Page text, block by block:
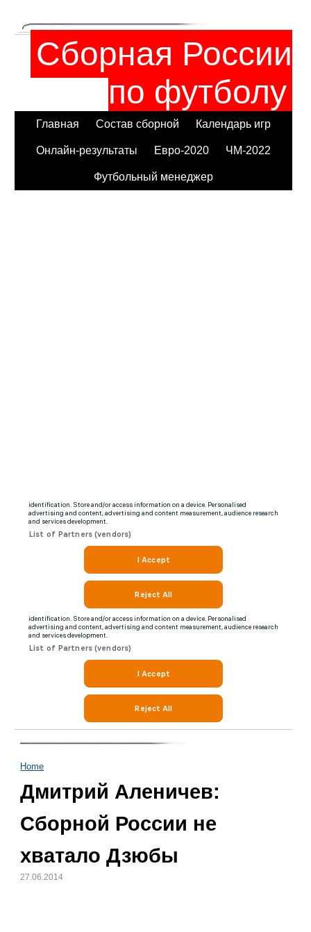
Сборная России
по футболу
Главная Состав сборной Календарь игр
Онлайн-результаты Евро-2020 ЧМ-2022
Футбольный менеджер
Home
Дмитрий Аленичев:
Сборной России не
хватало Дзюбы
27.06.2014